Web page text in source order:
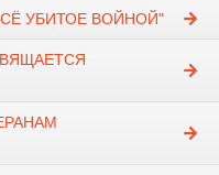
ВСЁ УБИТОЕ ВОЙНОЙ"